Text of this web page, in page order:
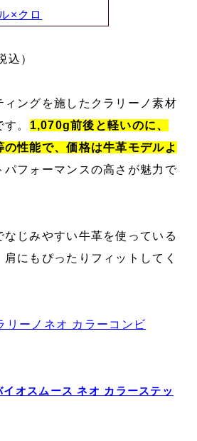
×クロ
込）
ィングを施したクラリーノ素材
。 1,070g前後と軽いのに、
性能で、価格は牛革モデルよ
パフォーマンスの高さが魅力で
なじみやすい牛革を使っている
にもぴったりフィットしてく
リーノネオ カラーコンビ
オスムース ネオ カラーステッ